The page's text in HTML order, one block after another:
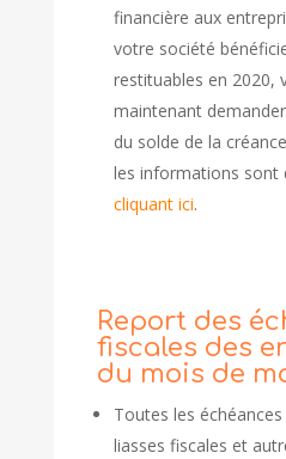
financière aux
votre société
restituables en 2020,
maintenant
du solde de la
les informations sont
cliquant ici.
Report des
fiscales des
du mois de
Toutes les
liasses fiscales et